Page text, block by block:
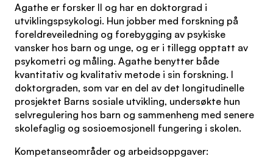
Agathe er forsker II og har en doktorgrad i
utviklingspsykologi. Hun jobber med forskning på
foreldreveiledning og forebygging av psykiske
vansker hos barn og unge, og er i tillegg opptatt av
psykometri og måling. Agathe benytter både
kvantitativ og kvalitativ metode i sin forskning. I
doktorgraden, som var en del av det longitudinelle
prosjektet Barns sosiale utvikling, undersøkte hun
selvregulering hos barn og sammenheng med senere
skolefaglig og sosioemosjonell fungering i skolen.
Kompetanseområder og arbeidsoppgaver: